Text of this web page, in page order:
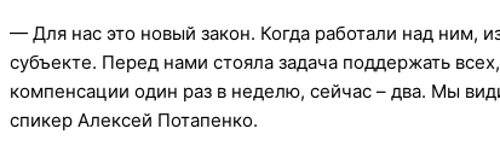
— Для нас это новый закон. Когда работали над ним,
субъекте. Перед нами стояла задача поддержать
компенсации один раз в неделю, сейчас – два. Мы
спикер Алексей Потапенко.